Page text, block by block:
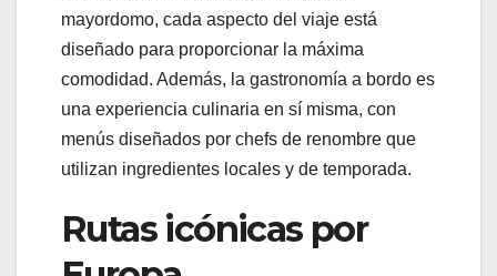
mayordomo, cada aspecto del viaje está
diseñado para proporcionar la máxima
comodidad. Además, la gastronomía a bordo es
una experiencia culinaria en sí misma, con
menús diseñados por chefs de renombre que
utilizan ingredientes locales y de temporada.
Rutas icónicas por